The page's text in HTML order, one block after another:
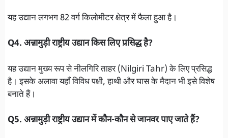
यह उद्यान लगभग 82 वर्ग किलोमीटर क्षेत्र में फैला हुआ है।
Q4. अन्नामुड़ी राष्ट्रीय उद्यान किस लिए प्रसिद्ध है?
यह उद्यान मुख्य रूप से नीलगिरि ताहर (Nilgiri Tahr) के लिए प्रसिद्ध
है। इसके अलावा यहाँ विविध पक्षी, हाथी और घास के मैदान भी इसे विशेष
बनाते हैं।
Q5. अन्नामुड़ी राष्ट्रीय उद्यान में कौन-कौन से जानवर पाए जाते हैं?